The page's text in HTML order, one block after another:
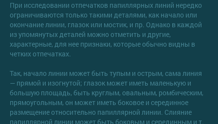
При исследовании отпечатков папиллярных линий нередко
ограничиваются только такими деталями, как начало или
окончание линии, глазок или мостик, и пр. Однако в каждой
из упомянутых деталей можно отметить и другие,
характерные, для нее признаки, которые обычно видны в
четких отпечатках.
Так, начало линии может быть тупым и острым, сама линия
— прямой и изогнутой; глазок может иметь маленькую и
большую площадь, быть круглым, овальным, ромбическим,
прямоугольным, он может иметь боковое и серединное
размещение относительно папиллярной линии. Слияние
папиллярной линии может быть боковым и серединным и т.